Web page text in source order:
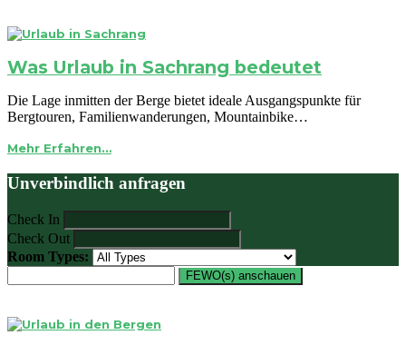
Was Urlaub in Sachrang bedeutet
Die Lage inmitten der Berge bietet ideale Ausgangspunkte für
Bergtouren, Familienwanderungen, Mountainbike…
Mehr Erfahren…
Unverbindlich anfragen
Check In
Check Out
Room Types:
FEWO(s) anschauen